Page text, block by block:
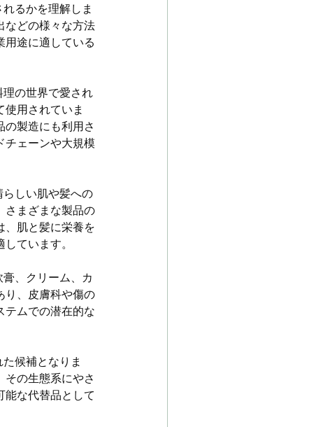
るかを理解しま
などの様々な方法
途に適している
の世界で愛され
用されていま
製造にも利用さ
チェーンや大規模
しい肌や髪への
さまざまな製品の
、肌と髪に栄養を
ています。
、クリーム、カ
り、皮膚科や傷の
テムでの潜在的な
候補となりま
の生態系にやさ
能な代替品として